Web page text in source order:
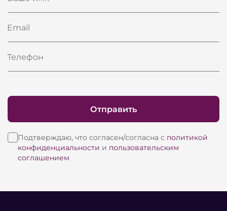
Email
Телефон
Подтверждаю, что согласен/согласна с политикой
конфиденциальности и пользовательским
соглашением
Отправить